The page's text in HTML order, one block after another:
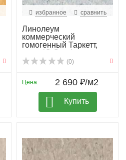
избранное сравнить
Линолеум
коммерческий
гомогенный Таркетт,
колл. iQ Granit...
(0)
Цена: 2 690 ₽/м2
Купить